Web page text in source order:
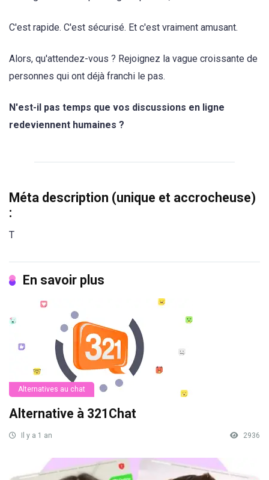
C'est rapide. C'est sécurisé. Et c'est vraiment amusant.
Alors, qu'attendez-vous ? Rejoignez la vague croissante de
personnes qui ont déjà franchi le pas.
N'est-il pas temps que vos discussions en ligne
redeviennent humaines ?
Méta description (unique et accrocheuse)
:
T
En savoir plus
Alternatives au chat
Alternative à 321Chat
Il y a 1 an 2936